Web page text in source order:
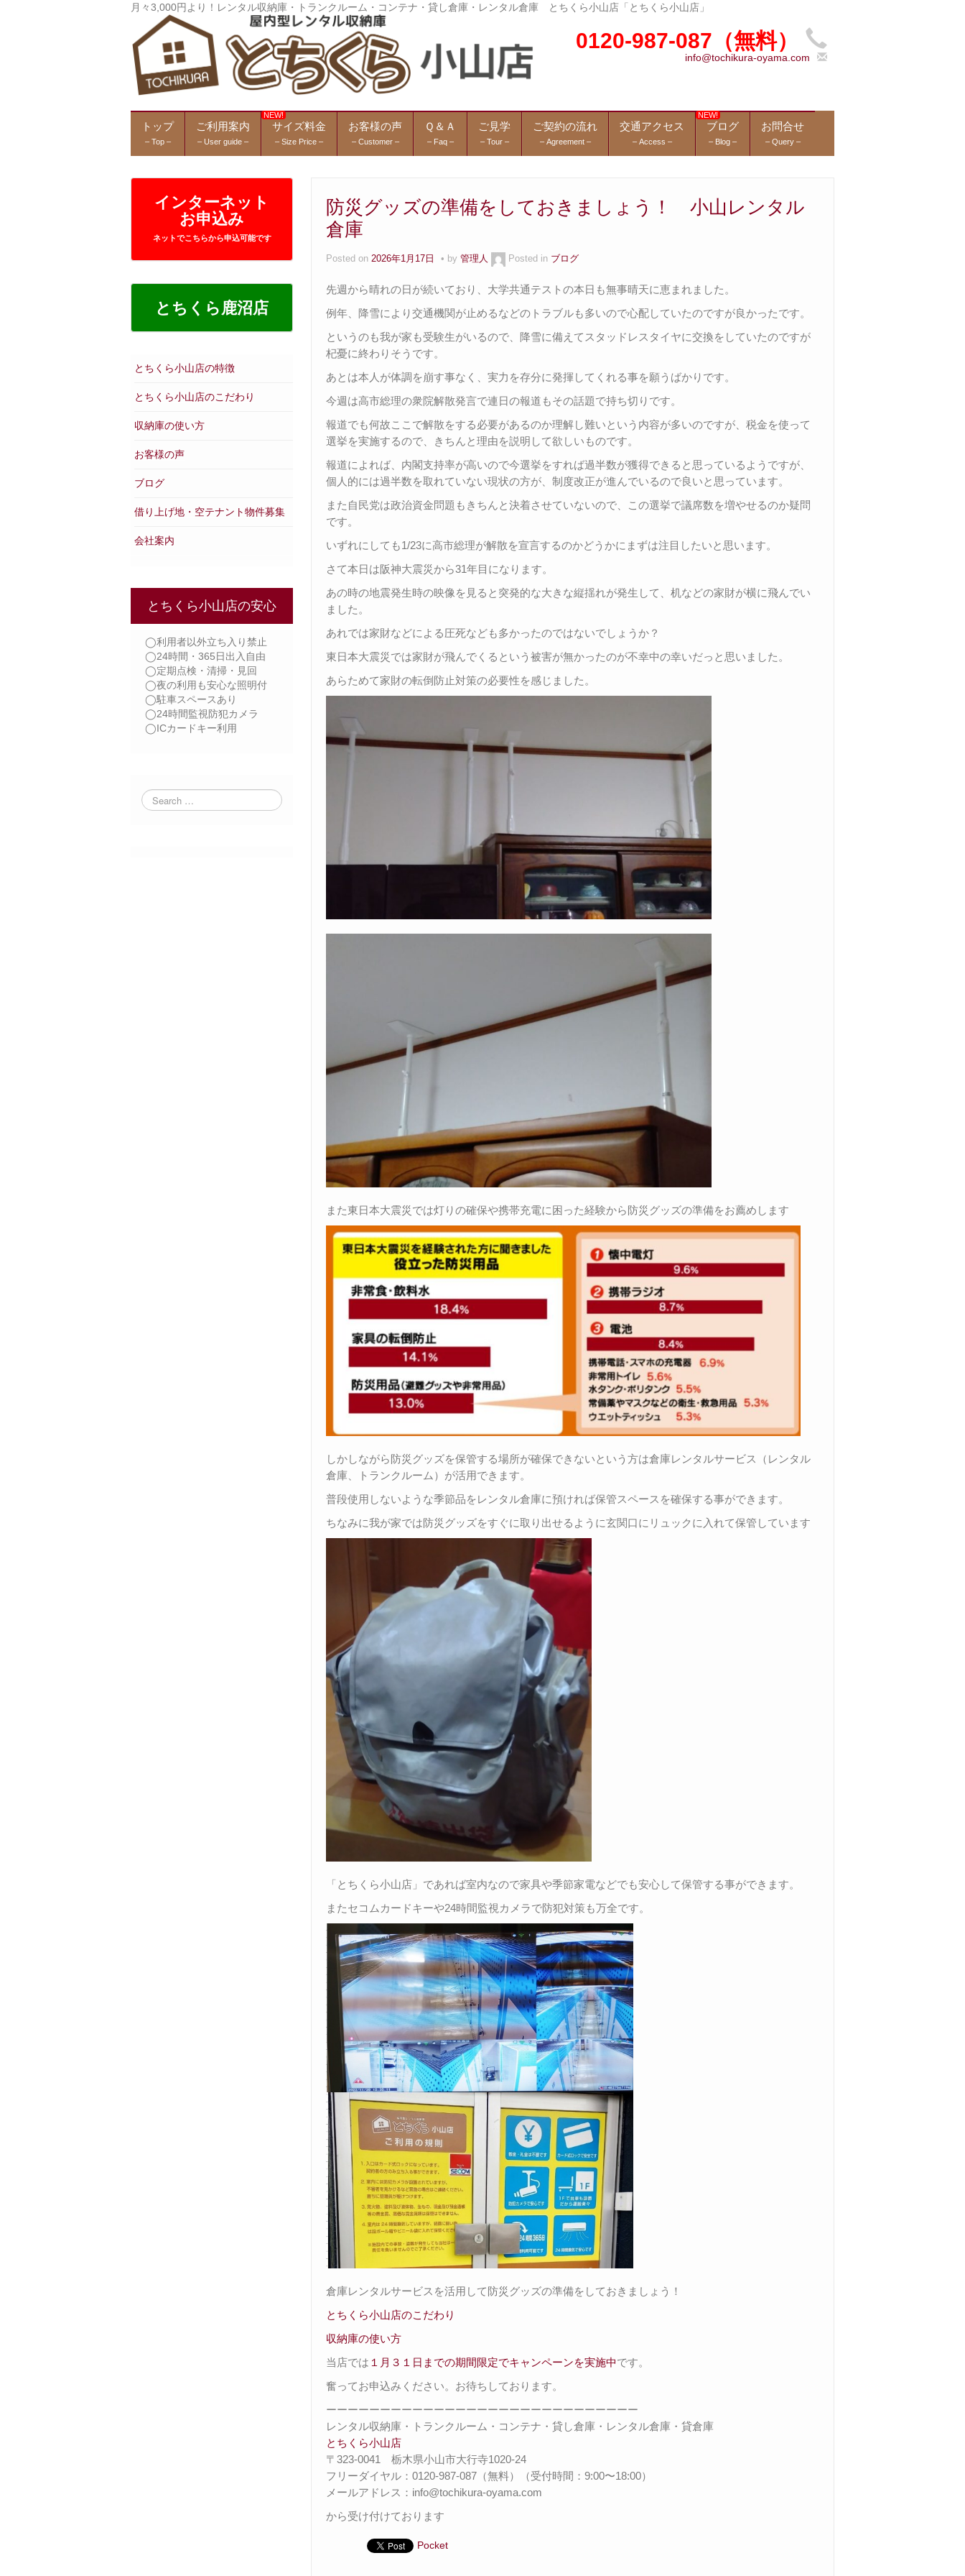
月々3,000円より！レンタル収納庫・トランクルーム・コンテナ・貸し倉庫・レンタル倉庫 とちくら小山店「とちくら小山店」
0120-987-087（無料）
info@tochikura-oyama.com
トップ
– Top –
ご利用案内
– User guide –
サイズ料金
– Size Price –
お客様の声
– Customer –
Ｑ＆Ａ
– Faq –
ご見学
– Tour –
ご契約の流れ
– Agreement –
交通アクセス
– Access –
ブログ
– Blog –
お問合せ
– Query –
インターネット
お申込み
ネットでこちらから申込可能です
とちくら鹿沼店
とちくら小山店の特徴
とちくら小山店のこだわり
収納庫の使い方
お客様の声
ブログ
借り上げ地・空テナント物件募集
会社案内
とちくら小山店の安心
◯利用者以外立ち入り禁止
◯24時間・365日出入自由
◯定期点検・清掃・見回
◯夜の利用も安心な照明付
◯駐車スペースあり
◯24時間監視防犯カメラ
◯ICカードキー利用
防災グッズの準備をしておきましょう！ 小山レンタル
倉庫
Posted on2026年1月17日 by管理人 Posted in ブログ
先週から晴れの日が続いており、大学共通テストの本日も無事晴天に恵まれました。
例年、降雪により交通機関が止めるなどのトラブルも多いので心配していたのですが良かったです。
というのも我が家も受験生がいるので、降雪に備えてスタッドレスタイヤに交換をしていたのですが
杞憂に終わりそうです。
あとは本人が体調を崩す事なく、実力を存分に発揮してくれる事を願うばかりです。
今週は高市総理の衆院解散発言で連日の報道もその話題で持ち切りです。
報道でも何故ここで解散をする必要があるのか理解し難いという内容が多いのですが、税金を使って
選挙を実施するので、きちんと理由を説明して欲しいものです。
報道によれば、内閣支持率が高いので今選挙をすれば過半数が獲得できると思っているようですが、
個人的には過半数を取れていない現状の方が、制度改正が進んでいるので良いと思っています。
また自民党は政治資金問題もきちんと決着させていないので、この選挙で議席数を増やせるのか疑問
です。
いずれにしても1/23に高市総理が解散を宣言するのかどうかにまずは注目したいと思います。
さて本日は阪神大震災から31年目になります。
あの時の地震発生時の映像を見ると突発的な大きな縦揺れが発生して、机などの家財が横に飛んでい
ました。
あれでは家財などによる圧死なども多かったのではないでしょうか？
東日本大震災では家財が飛んでくるという被害が無かったのが不幸中の幸いだっと思いました。
あらためて家財の転倒防止対策の必要性を感じました。
また東日本大震災では灯りの確保や携帯充電に困った経験から防災グッズの準備をお薦めします
しかしながら防災グッズを保管する場所が確保できないという方は倉庫レンタルサービス（レンタル
倉庫、トランクルーム）が活用できます。
普段使用しないような季節品をレンタル倉庫に預ければ保管スペースを確保する事ができます。
ちなみに我が家では防災グッズをすぐに取り出せるように玄関口にリュックに入れて保管しています
「とちくら小山店」であれば室内なので家具や季節家電などでも安心して保管する事ができます。
またセコムカードキーや24時間監視カメラで防犯対策も万全です。
倉庫レンタルサービスを活用して防災グッズの準備をしておきましょう！
とちくら小山店のこだわり
収納庫の使い方
当店では １月３１日までの期間限定でキャンペーンを実施中です。
奮ってお申込みください。お待ちしております。
ーーーーーーーーーーーーーーーーーーーーーーーーーーーーー
レンタル収納庫・トランクルーム・コンテナ・貸し倉庫・レンタル倉庫・貸倉庫
とちくら小山店
〒323-0041 栃木県小山市大行寺1020-24
フリーダイヤル：0120-987-087（無料）（受付時間：9:00〜18:00）
メールアドレス：info@tochikura-oyama.com
から受け付けております
Pocket